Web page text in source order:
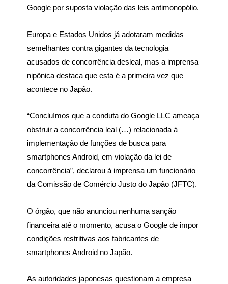
Google por suposta violação das leis antimonopólio.
Europa e Estados Unidos já adotaram medidas
semelhantes contra gigantes da tecnologia
acusados de concorrência desleal, mas a imprensa
nipônica destaca que esta é a primeira vez que
acontece no Japão.
“Concluímos que a conduta do Google LLC ameaça
obstruir a concorrência leal (…) relacionada à
implementação de funções de busca para
smartphones Android, em violação da lei de
concorrência”, declarou à imprensa um funcionário
da Comissão de Comércio Justo do Japão (JFTC).
O órgão, que não anunciou nenhuma sanção
financeira até o momento, acusa o Google de impor
condições restritivas aos fabricantes de
smartphones Android no Japão.
As autoridades japonesas questionam a empresa